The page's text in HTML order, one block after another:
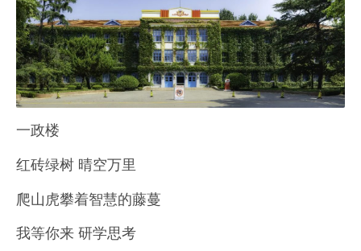
一政楼
红砖绿树 晴空万里
爬山虎攀着智慧的藤蔓
我等你来 研学思考